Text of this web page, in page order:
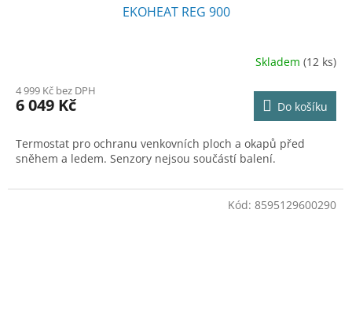
EKOHEAT REG 900
produktu
je
z
5
Skladem(12 ks)
4 999 Kč bez DPH
6 049 Kč Do košíku
Termostat pro ochranu venkovních ploch a okapů před
sněhem a ledem. Senzory nejsou součástí balení.
Kód: 8595129600290